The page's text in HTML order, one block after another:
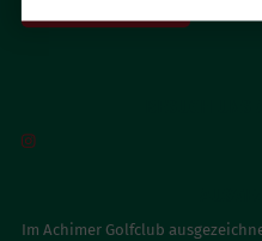

Im Achimer Golfclub